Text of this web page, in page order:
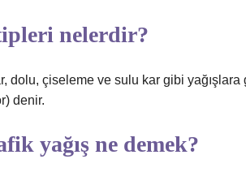
nelerdir?
dolu, çiseleme ve sulu kar gibi
denir.
yağış ne demek?